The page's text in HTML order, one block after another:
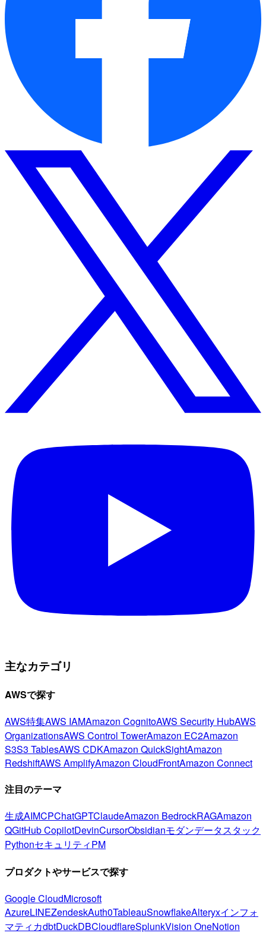
主なカテゴリ
AWSで探す
AWS特集AWS IAMAmazon CognitoAWS Security HubAWS
OrganizationsAWS Control TowerAmazon EC2Amazon
S3S3 TablesAWS CDKAmazon QuickSightAmazon
RedshiftAWS AmplifyAmazon CloudFrontAmazon Connect
注目のテーマ
生成AIMCPChatGPTClaudeAmazon BedrockRAGAmazon
QGitHub CopilotDevinCursorObsidianモダンデータスタック
PythonセキュリティPM
プロダクトやサービスで探す
Google CloudMicrosoft
AzureLINEZendeskAuth0TableauSnowflakeAlteryxインフォ
マティカdbtDuckDBCloudflareSplunkVision OneNotion